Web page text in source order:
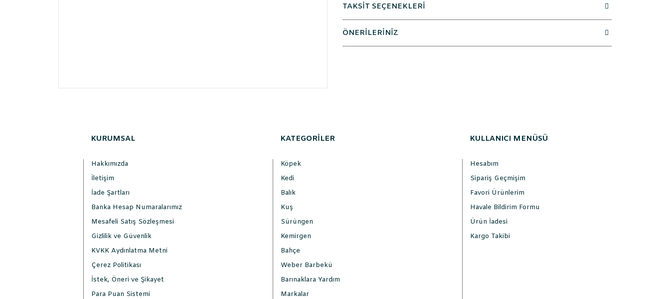
TAKSİT SEÇENEKLERİ
ÖNERİLERİNİZ
KURUMSAL
Hakkımızda
İletişim
İade Şartları
Banka Hesap Numaralarımız
Mesafeli Satış Sözleşmesi
Gizlilik ve Güvenlik
KVKK Aydınlatma Metni
Çerez Politikası
İstek, Öneri ve Şikayet
Para Puan Sistemi
KATEGORİLER
Köpek
Kedi
Balık
Kuş
Sürüngen
Kemirgen
Bahçe
Weber Barbekü
Barınaklara Yardım
Markalar
KULLANICI MENÜSÜ
Hesabım
Sipariş Geçmişim
Favori Ürünlerim
Havale Bildirim Formu
Ürün İadesi
Kargo Takibi